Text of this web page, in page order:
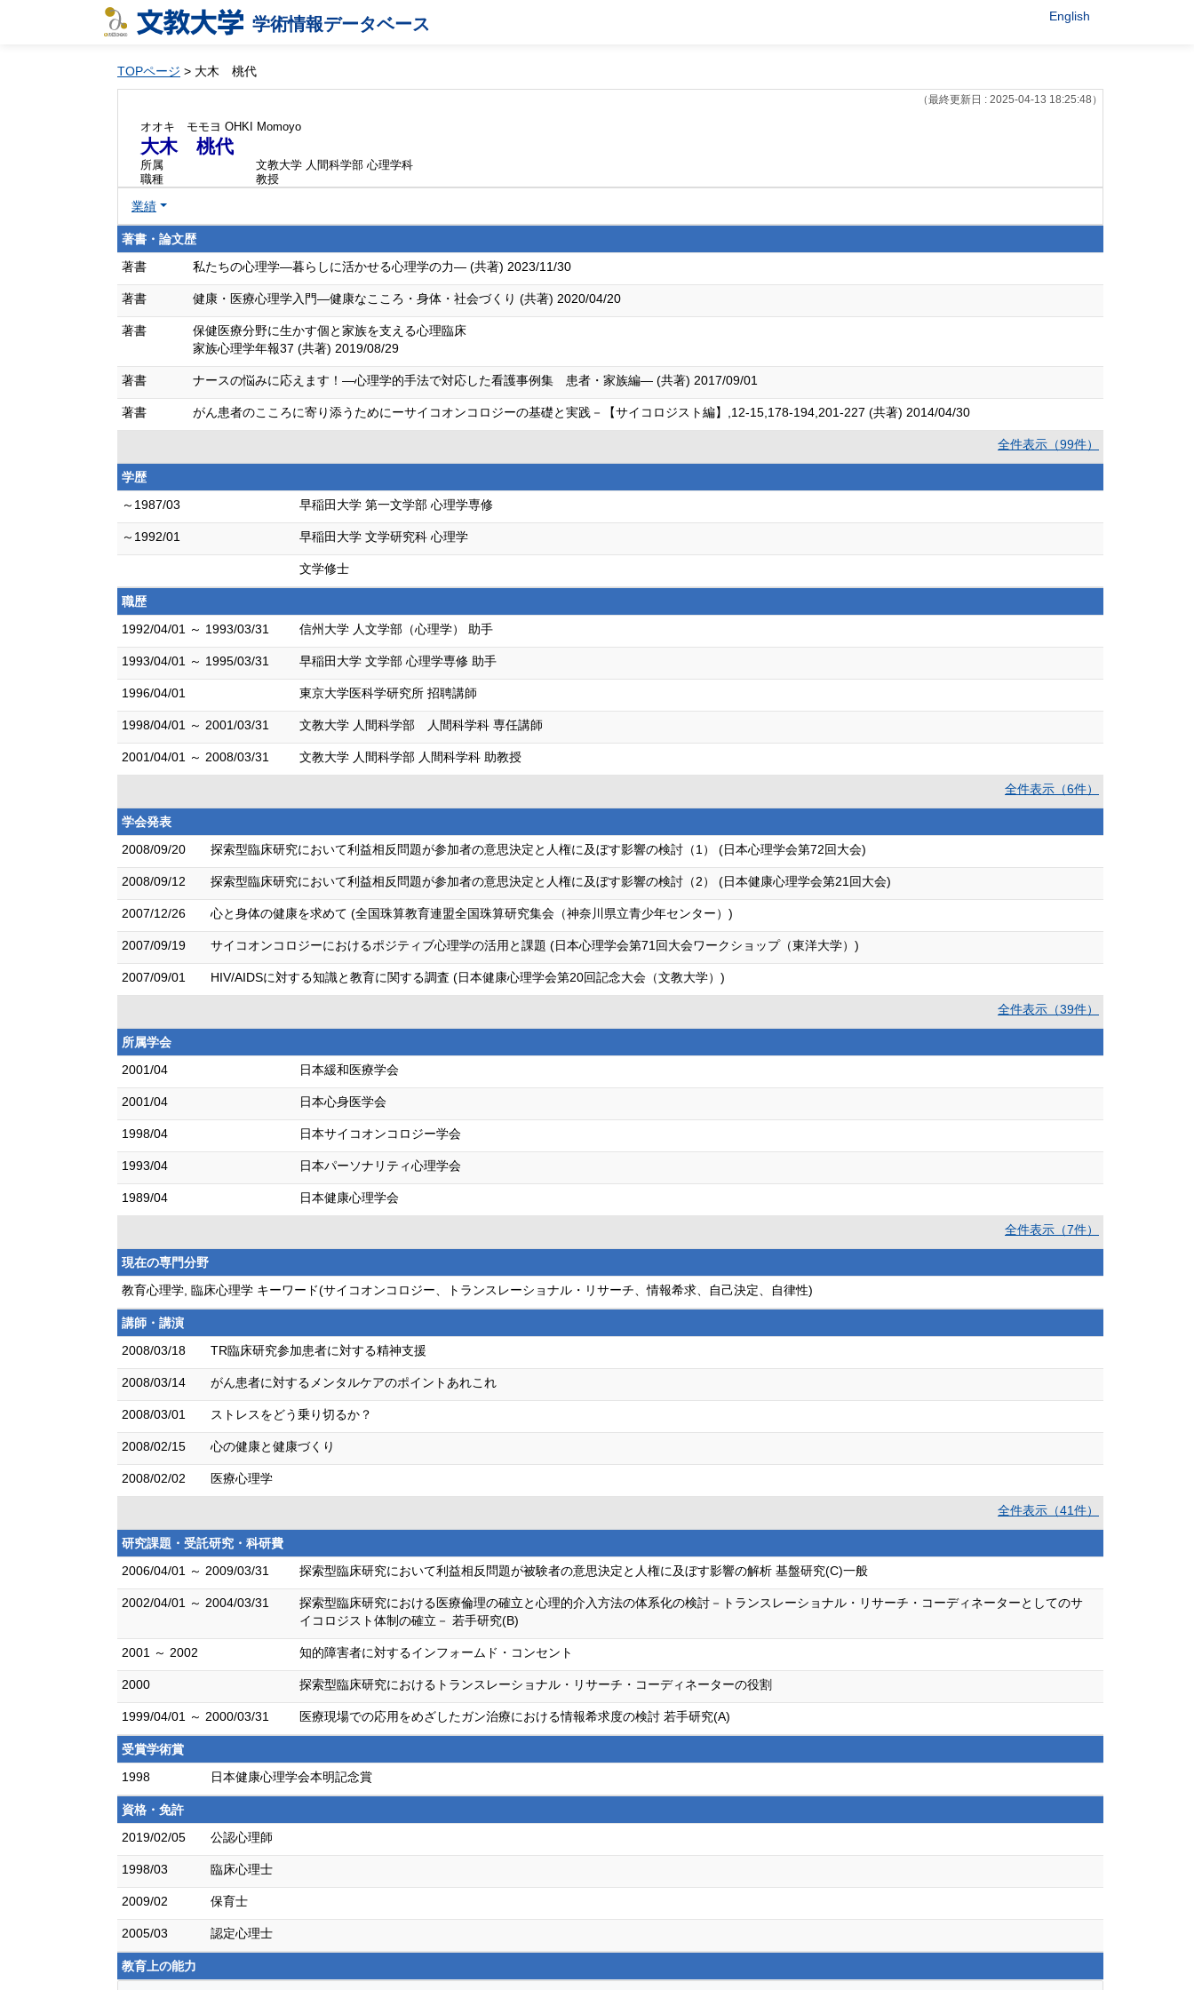
学術情報データベース English
TOPページ > 大木 桃代
（最終更新日 : 2025-04-13 18:25:48）
オオキ モモヨ OHKI Momoyo
大木 桃代
所属
文教大学 人間科学部 心理学科
職種
教授
業績
著書・論文歴
著書
私たちの心理学―暮らしに活かせる心理学の力― (共著) 2023/11/30
著書 健康・医療心理学入門―健康なこころ・身体・社会づくり (共著) 2020/04/20
著書
保健医療分野に生かす個と家族を支える心理臨床
家族心理学年報37 (共著) 2019/08/29
著書 ナースの悩みに応えます！―心理学的手法で対応した看護事例集 患者・家族編― (共著) 2017/09/01
著書 がん患者のこころに寄り添うためにーサイコオンコロジーの基礎と実践－【サイコロジスト編】,12-15,178-194,201-227 (共著) 2014/04/30
全件表示（99件）
学歴
～1987/03
早稲田大学 第一文学部 心理学専修
～1992/01 早稲田大学 文学研究科 心理学
文学修士
職歴
1992/04/01 ～ 1993/03/31
信州大学 人文学部（心理学） 助手
1993/04/01 ～ 1995/03/31 早稲田大学 文学部 心理学専修 助手
1996/04/01 東京大学医科学研究所 招聘講師
1998/04/01 ～ 2001/03/31 文教大学 人間科学部 人間科学科 専任講師
2001/04/01 ～ 2008/03/31 文教大学 人間科学部 人間科学科 助教授
全件表示（6件）
学会発表
2008/09/20
探索型臨床研究において利益相反問題が参加者の意思決定と人権に及ぼす影響の検討（1） (日本心理学会第72回大会)
2008/09/12 探索型臨床研究において利益相反問題が参加者の意思決定と人権に及ぼす影響の検討（2） (日本健康心理学会第21回大会)
2007/12/26 心と身体の健康を求めて (全国珠算教育連盟全国珠算研究集会（神奈川県立青少年センター）)
2007/09/19 サイコオンコロジーにおけるポジティブ心理学の活用と課題 (日本心理学会第71回大会ワークショップ（東洋大学）)
2007/09/01 HIV/AIDSに対する知識と教育に関する調査 (日本健康心理学会第20回記念大会（文教大学）)
全件表示（39件）
所属学会
2001/04
日本緩和医療学会
2001/04 日本心身医学会
1998/04 日本サイコオンコロジー学会
1993/04 日本パーソナリティ心理学会
1989/04 日本健康心理学会
全件表示（7件）
現在の専門分野
教育心理学, 臨床心理学 キーワード(サイコオンコロジー、トランスレーショナル・リサーチ、情報希求、自己決定、自律性)
講師・講演
2008/03/18
TR臨床研究参加患者に対する精神支援
2008/03/14 がん患者に対するメンタルケアのポイントあれこれ
2008/03/01 ストレスをどう乗り切るか？
2008/02/15 心の健康と健康づくり
2008/02/02 医療心理学
全件表示（41件）
研究課題・受託研究・科研費
2006/04/01 ～ 2009/03/31
探索型臨床研究において利益相反問題が被験者の意思決定と人権に及ぼす影響の解析 基盤研究(C)一般
2002/04/01 ～ 2004/03/31
探索型臨床研究における医療倫理の確立と心理的介入方法の体系化の検討－トランスレーショナル・リサーチ・コーディネーターとしてのサ
イコロジスト体制の確立－ 若手研究(B)
2001 ～ 2002 知的障害者に対するインフォームド・コンセント
2000 探索型臨床研究におけるトランスレーショナル・リサーチ・コーディネーターの役割
1999/04/01 ～ 2000/03/31 医療現場での応用をめざしたガン治療における情報希求度の検討 若手研究(A)
受賞学術賞
1998
日本健康心理学会本明記念賞
資格・免許
2019/02/05
公認心理師
1998/03 臨床心理士
2009/02 保育士
2005/03 認定心理士
教育上の能力